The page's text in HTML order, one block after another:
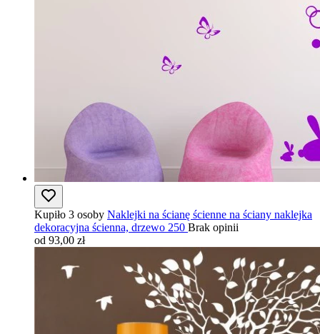
Kupiło 3 osoby Naklejki na ścianę ścienne na ściany naklejka
dekoracyjna ścienna, drzewo 250 Brak opinii
od 93,00 zł